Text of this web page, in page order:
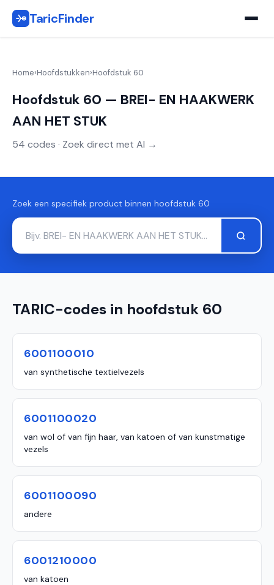
TaricFinder
Home›Hoofdstukken›Hoofdstuk 60
Hoofdstuk 60 — BREI- EN HAAKWERK
AAN HET STUK
54 codes · Zoek direct met AI →
Zoek een specifiek product binnen hoofdstuk 60
TARIC-codes in hoofdstuk 60
6001100010
van synthetische textielvezels
6001100020
van wol of van fijn haar, van katoen of van kunstmatige
vezels
6001100090
andere
6001210000
van katoen